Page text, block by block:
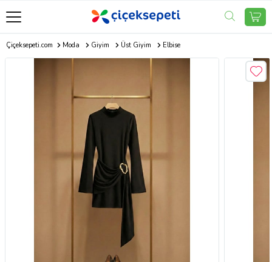
Çiçeksepeti.com Moda Giyim Üst Giyim Elbise